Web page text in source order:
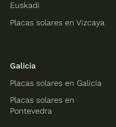
Euskadi
Placas solares en Vizcaya
Galicia
Placas solares en Galicia
Placas solares en
Pontevedra